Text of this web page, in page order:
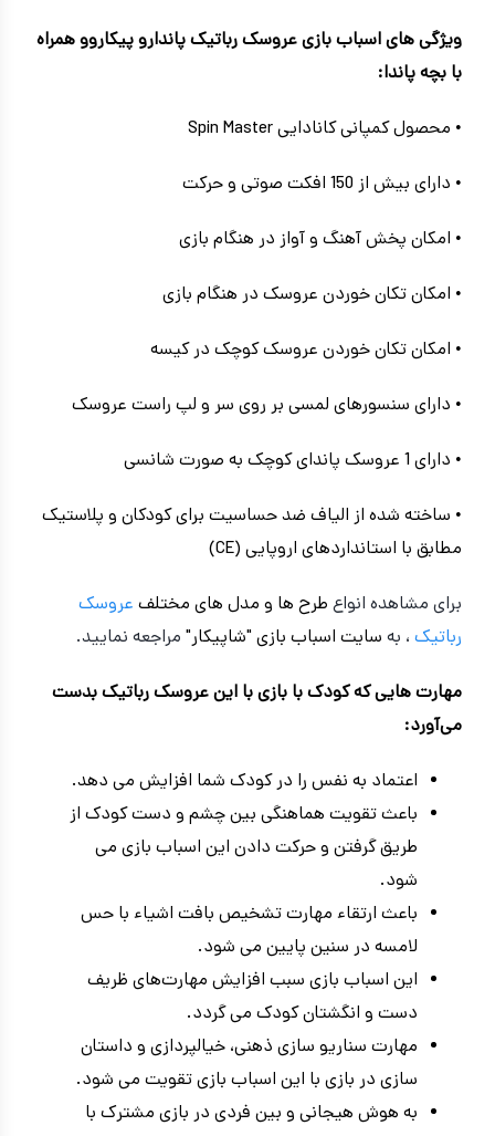
ویژگی های اسباب بازی عروسک رباتیک پاندارو پیکاروو همراه
با بچه پاندا:
• محصول کمپانی کانادایی Spin Master
• دارای بیش از 150 افکت صوتی و حرکت
• امکان پخش آهنگ و آواز در هنگام بازی
• امکان تکان خوردن عروسک در هنگام بازی
• امکان تکان خوردن عروسک کوچک در کیسه
• دارای سنسورهای لمسی بر روی سر و لپ راست عروسک
• دارای 1 عروسک پاندای کوچک به صورت شانسی
• ساخته شده از الیاف ضد حساسیت برای کودکان و پلاستیک
مطابق با استانداردهای اروپایی (CE)
برای مشاهده انواع طرح ها و مدل های مختلف عروسک
رباتیک ، به سایت اسباب بازی "شاپیکار" مراجعه نمایید.
مهارت‌ هایی که کودک با بازی با این عروسک رباتیک بدست
می‌آورد:
اعتماد به نفس را در کودک شما افزایش می دهد.
باعث تقویت هماهنگی بین چشم و دست کودک از
طریق گرفتن و حرکت دادن این اسباب بازی می
شود.
باعث ارتقاء مهارت تشخیص بافت اشیاء با حس
لامسه در سنین پایین می شود.
این اسباب بازی سبب افزایش مهارت‌های ظریف
دست و انگشتان کودک می گردد.
مهارت سناریو سازی ذهنی، خیالپردازی و داستان
سازی در بازی با این اسباب بازی تقویت می شود.
به هوش هیجانی و بین فردی در بازی مشترک با